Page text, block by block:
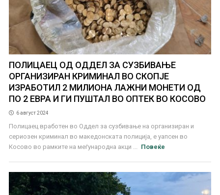
ПОЛИЦАЕЦ ОД ОДДЕЛ ЗА СУЗБИВАЊЕ
ОРГАНИЗИРАН КРИМИНАЛ ВО СКОПЈЕ
ИЗРАБОТИЛ 2 МИЛИОНА ЛАЖНИ МОНЕТИ ОД
ПО 2 ЕВРА И ГИ ПУШТАЛ ВО ОПТЕК ВО КОСОВО
6 август 2024
Полицаец вработен во Оддел за сузбивање на организиран и
сериозен криминал во македонската полиција, е уапсен во
Косово во рамките на меѓународна акци ...
Повеќе